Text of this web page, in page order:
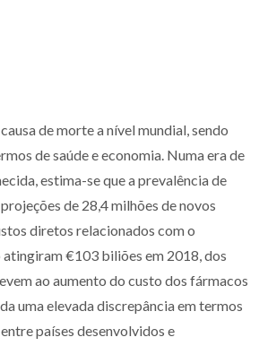
de morte a nível mundial, sendo
de saúde e economia. Numa era de
estima-se que a prevalência de
de 28,4 milhões de novos
diretos relacionados com o
€103 biliões em 2018, dos
ao aumento do custo dos fármacos
uma elevada discrepância em termos
países desenvolvidos e